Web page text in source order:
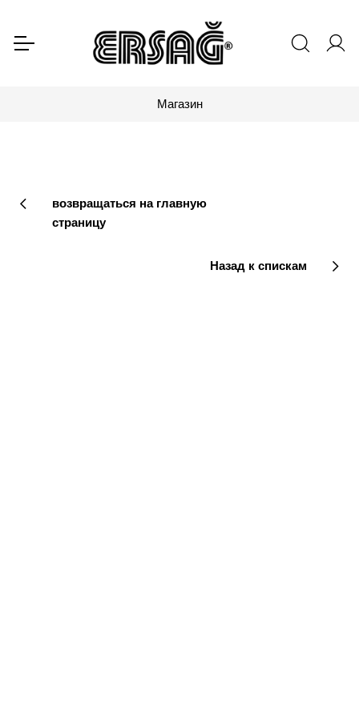
Магазин
возвращаться на главную
страницу
Назад к спискам